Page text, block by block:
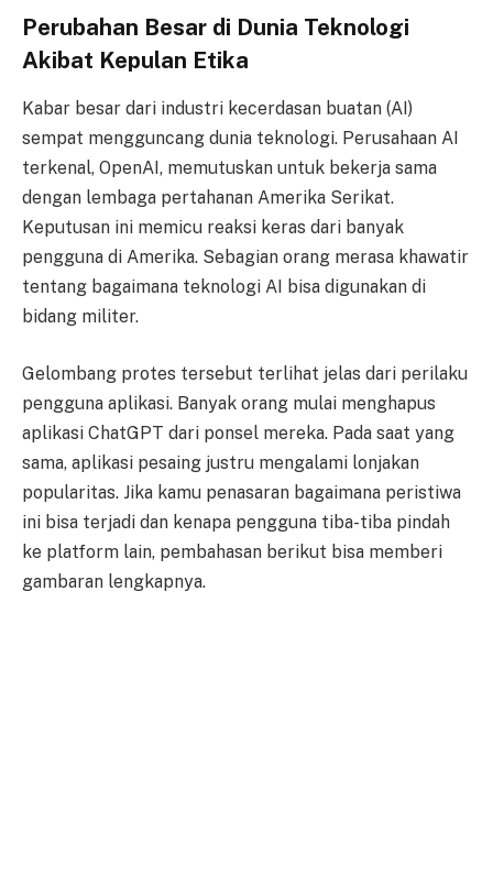
Perubahan Besar di Dunia Teknologi
Akibat Kepulan Etika
Kabar besar dari industri kecerdasan buatan (AI)
sempat mengguncang dunia teknologi. Perusahaan AI
terkenal, OpenAI, memutuskan untuk bekerja sama
dengan lembaga pertahanan Amerika Serikat.
Keputusan ini memicu reaksi keras dari banyak
pengguna di Amerika. Sebagian orang merasa khawatir
tentang bagaimana teknologi AI bisa digunakan di
bidang militer.
Gelombang protes tersebut terlihat jelas dari perilaku
pengguna aplikasi. Banyak orang mulai menghapus
aplikasi ChatGPT dari ponsel mereka. Pada saat yang
sama, aplikasi pesaing justru mengalami lonjakan
popularitas. Jika kamu penasaran bagaimana peristiwa
ini bisa terjadi dan kenapa pengguna tiba-tiba pindah
ke platform lain, pembahasan berikut bisa memberi
gambaran lengkapnya.